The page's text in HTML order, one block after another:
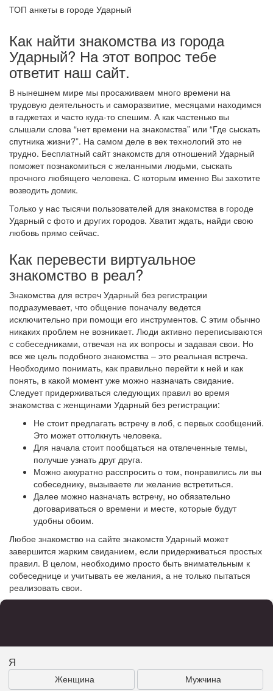
ТОП анкеты в городе Ударный
Как найти знакомства из города
Ударный? На этот вопрос тебе
ответит наш сайт.
В нынешнем мире мы просаживаем много времени на
трудовую деятельность и саморазвитие, месяцами находимся
в гаджетах и часто куда-то спешим. А как частенько вы
слышали слова “нет времени на знакомства” или “Где сыскать
спутника жизни?”. На самом деле в век технологий это не
трудно. Бесплатный сайт знакомств для отношений Ударный
поможет познакомиться с желанными людьми, сыскать
прочного любящего человека. С которым именно Вы захотите
возводить домик.
Только у нас тысячи пользователей для знакомства в городе
Ударный с фото и других городов. Хватит ждать, найди свою
любовь прямо сейчас.
Как перевести виртуальное
знакомство в реал?
Знакомства для встреч Ударный без регистрации
подразумевает, что общение поначалу ведется
исключительно при помощи его инструментов. С этим обычно
никаких проблем не возникает. Люди активно переписываются
с собеседниками, отвечая на их вопросы и задавая свои. Но
все же цель подобного знакомства – это реальная встреча.
Необходимо понимать, как правильно перейти к ней и как
понять, в какой момент уже можно назначать свидание.
Следует придерживаться следующих правил во время
знакомства с женщинами Ударный без регистрации:
Не стоит предлагать встречу в лоб, с первых сообщений.
Это может оттолкнуть человека.
Для начала стоит пообщаться на отвлеченные темы,
получше узнать друг друга.
Можно аккуратно расспросить о том, понравились ли вы
собеседнику, вызываете ли желание встретиться.
Далее можно назначать встречу, но обязательно
договариваться о времени и месте, которые будут
удобны обоим.
Любое знакомство на сайте знакомств Ударный может
завершится жарким свиданием, если придерживаться простых
правил. В целом, необходимо просто быть внимательным к
собеседнице и учитывать ее желания, а не только пытаться
реализовать свои.
Я
Женщина Мужчина